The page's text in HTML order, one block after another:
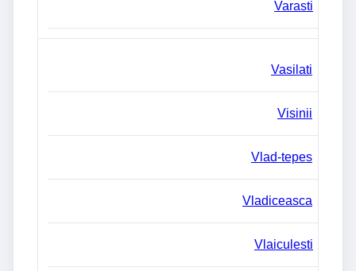
Varasti
Vasilati
Visinii
Vlad-tepes
Vladiceasca
Vlaiculesti